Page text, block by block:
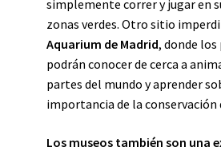
simplemente correr y jugar en
zonas verdes. Otro sitio
Aquarium de Madrid, donde los
podrán conocer de cerca a
partes del mundo y aprender
importancia de la conservación
Los museos también son una